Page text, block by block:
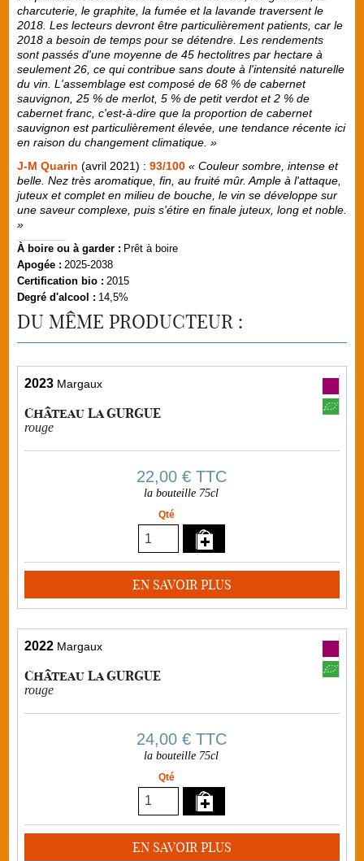
charcuterie, le graphite, la fumée et la lavande traversent le
2018. Les lecteurs devront être particulièrement patients, car le
2018 a besoin de temps pour se détendre. Les rendements
sont passés d'une moyenne de 45 hectolitres par hectare à
seulement 26, ce qui contribue sans doute à l'intensité naturelle
du vin. L'assemblage est composé de 68 % de cabernet
sauvignon, 25 % de merlot, 5 % de petit verdot et 2 % de
cabernet franc, c'est-à-dire que la proportion de cabernet
sauvignon est particulièrement élevée, une tendance récente ici
en raison du changement climatique. »
J-M Quarin (avril 2021) : 93/100« Couleur sombre, intense et
belle. Nez très aromatique, fin, au fruité mûr. Ample à l'attaque,
juteux et complet en milieu de bouche, le vin se développe sur
une saveur complexe, puis s'étire en finale juteux, long et noble.
»
À boire ou à garder : Prêt à boire
Apogée : 2025-2038
Certification bio : 2015
Degré d'alcool : 14,5%
DU MÊME PRODUCTEUR :
2023 Margaux
Château La GURGUE
rouge
22,00 €TTC
la bouteille 75cl
Qté
EN SAVOIR PLUS
2022 Margaux
Château La GURGUE
rouge
24,00 €TTC
la bouteille 75cl
Qté
EN SAVOIR PLUS